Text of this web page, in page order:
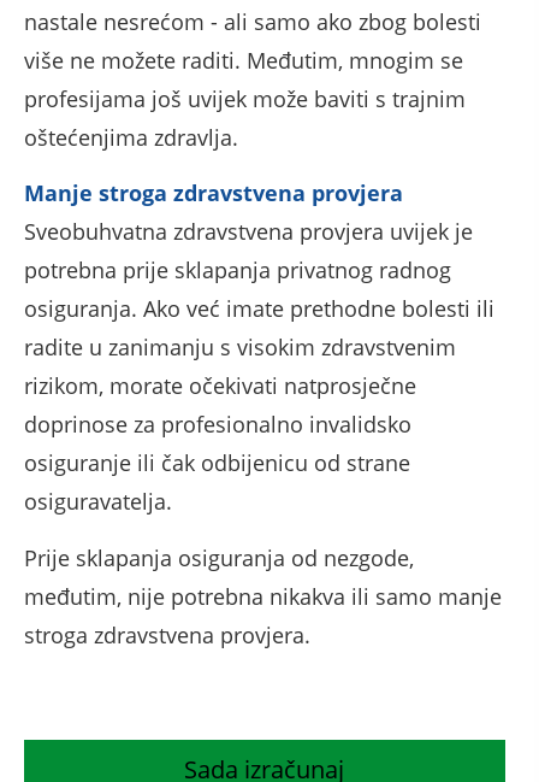
nastale nesrećom - ali samo ako zbog bolesti
više ne možete raditi. Međutim, mnogim se
profesijama još uvijek može baviti s trajnim
oštećenjima zdravlja.
Manje stroga zdravstvena provjera
Sveobuhvatna zdravstvena provjera uvijek je
potrebna prije sklapanja privatnog radnog
osiguranja. Ako već imate prethodne bolesti ili
radite u zanimanju s visokim zdravstvenim
rizikom, morate očekivati ​​natprosječne
doprinose za profesionalno invalidsko
osiguranje ili čak odbijenicu od strane
osiguravatelja.
Prije sklapanja osiguranja od nezgode,
međutim, nije potrebna nikakva ili samo manje
stroga zdravstvena provjera.
Sada izračunaj